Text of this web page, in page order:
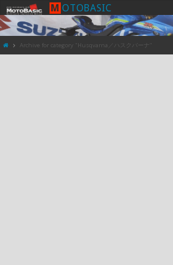
M OTOBASIC
Archive for category "Husqvarna／ハスクバーナ"